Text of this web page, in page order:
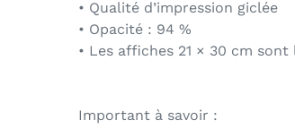
• Qualité d’impression giclée
• Opacité : 94 %
• Les affiches 21 × 30 cm
Important à savoir :